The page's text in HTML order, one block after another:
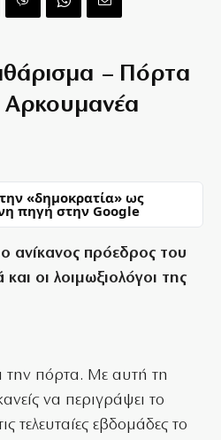
– Πόρτα
Αρκουμανέα
«δημοκρατία» ως
πηγή στην Google
ανίκανος πρόεδρος του
οι λοιμωξιολόγοι της
την πόρτα. Με αυτή τη
να περιγράψει το
τελευταίες εβδομάδες το